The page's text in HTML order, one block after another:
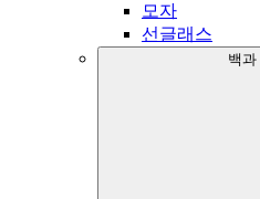
모자
선글래스
백